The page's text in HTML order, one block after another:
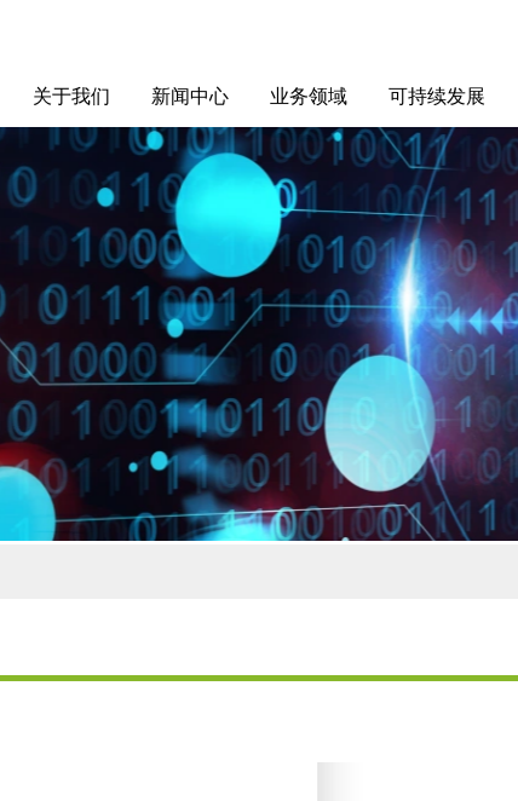
关于我们
集团介绍
全球布局
发展历程
资源资质
联系我们
新闻中心
yabo.com广州侨
宇移民咨询服务
有限公司新闻
媒体聚焦
业务领域
智能电网
智慧能源
智慧城市
可持续发展
ESG报告
招标信息